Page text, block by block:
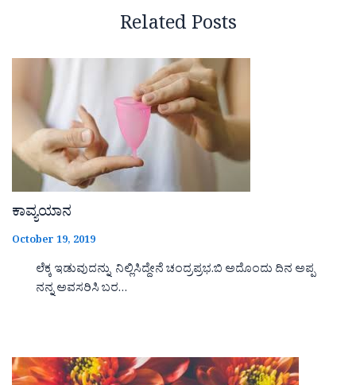
Related Posts
ಕಾವ್ಯಯಾನ
October 19, 2019
ಲೆಕ್ಕ ಇಡುವುದನ್ನು ನಿಲ್ಲಿಸಿದ್ದೇನೆ ಚಂದ್ರಪ್ರಭ.ಬಿ ಅದೊಂದು ದಿನ ಅಪ್ಪ
ನನ್ನ ಅವಸರಿಸಿ ಬರ…